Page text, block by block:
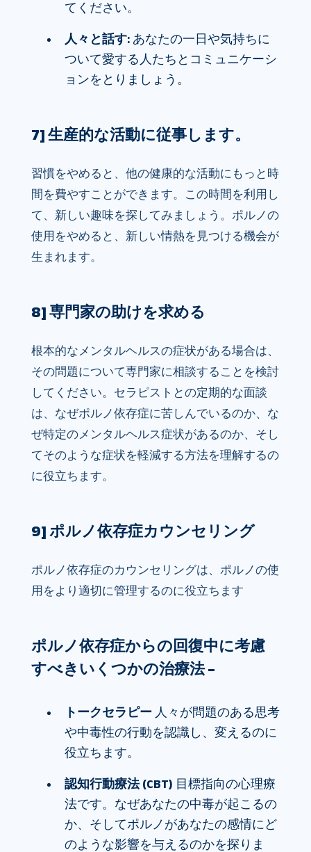
てください。
人々と話す: あなたの一日や気持ちに
ついて愛する人たちとコミュニケーシ
ョンをとりましょう。
7] 生産的な活動に従事します。
習慣をやめると、他の健康的な活動にもっと時
間を費やすことができます。この時間を利用し
て、新しい趣味を探してみましょう。ポルノの
使用をやめると、新しい情熱を見つける機会が
生まれます。
8] 専門家の助けを求める
根本的なメンタルヘルスの症状がある場合は、
その問題について専門家に相談することを検討
してください。セラピストとの定期的な面談
は、なぜポルノ依存症に苦しんでいるのか、な
ぜ特定のメンタルヘルス症状があるのか​​、そし
てそのような症状を軽減する方法を理解するの
に役立ちます。
9] ポルノ依存症カウンセリング
ポルノ依存症のカウンセリングは、ポルノの使
用をより適切に管理するのに役立ちます
ポルノ依存症からの回復中に考慮
すべきいくつかの治療法 –
トークセラピー 人々が問題のある思考
や中毒性の行動を認識し、変えるのに
役立ちます。
認知行動療法 (CBT) 目標指向の心理療
法です。なぜあなたの中毒が起こるの
か、そしてポルノがあなたの感情にど
のような影響を与えるのかを探りま